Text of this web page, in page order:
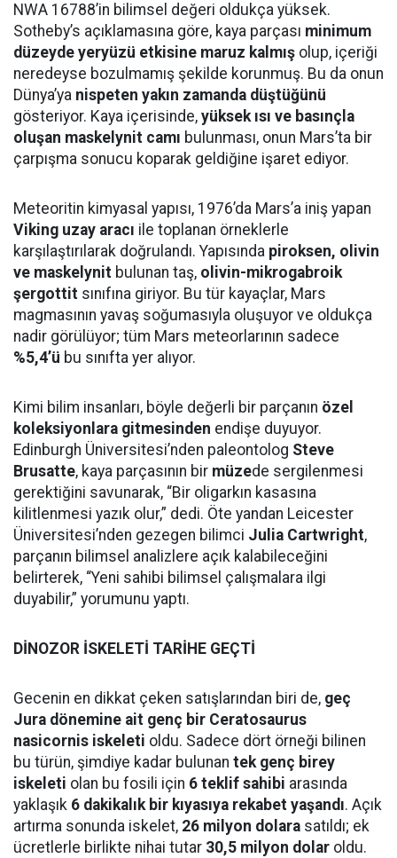
NWA 16788’in bilimsel değeri oldukça yüksek.
Sotheby’s açıklamasına göre, kaya parçası minimum
düzeyde yeryüzü etkisine maruz kalmış olup, içeriği
neredeyse bozulmamış şekilde korunmuş. Bu da onun
Dünya’ya nispeten yakın zamanda düştüğünü
gösteriyor. Kaya içerisinde, yüksek ısı ve basınçla
oluşan maskelynit camı bulunması, onun Mars’ta bir
çarpışma sonucu koparak geldiğine işaret ediyor.
Meteoritin kimyasal yapısı, 1976’da Mars’a iniş yapan
Viking uzay aracı ile toplanan örneklerle
karşılaştırılarak doğrulandı. Yapısında piroksen, olivin
ve maskelynit bulunan taş, olivin-mikrogabroik
şergottit sınıfına giriyor. Bu tür kayaçlar, Mars
magmasının yavaş soğumasıyla oluşuyor ve oldukça
nadir görülüyor; tüm Mars meteorlarının sadece
%5,4’ü bu sınıfta yer alıyor.
Kimi bilim insanları, böyle değerli bir parçanın özel
koleksiyonlara gitmesinden endişe duyuyor.
Edinburgh Üniversitesi’nden paleontolog Steve
Brusatte, kaya parçasının bir müzede sergilenmesi
gerektiğini savunarak, “Bir oligarkın kasasına
kilitlenmesi yazık olur,” dedi. Öte yandan Leicester
Üniversitesi’nden gezegen bilimci Julia Cartwright,
parçanın bilimsel analizlere açık kalabileceğini
belirterek, “Yeni sahibi bilimsel çalışmalara ilgi
duyabilir,” yorumunu yaptı.
DİNOZOR İSKELETİ TARİHE GEÇTİ
Gecenin en dikkat çeken satışlarından biri de, geç
Jura dönemine ait genç bir Ceratosaurus
nasicornis iskeleti oldu. Sadece dört örneği bilinen
bu türün, şimdiye kadar bulunan tek genç birey
iskeleti olan bu fosili için 6 teklif sahibi arasında
yaklaşık 6 dakikalık bir kıyasıya rekabet yaşandı. Açık
artırma sonunda iskelet, 26 milyon dolara satıldı; ek
ücretlerle birlikte nihai tutar 30,5 milyon dolar oldu.